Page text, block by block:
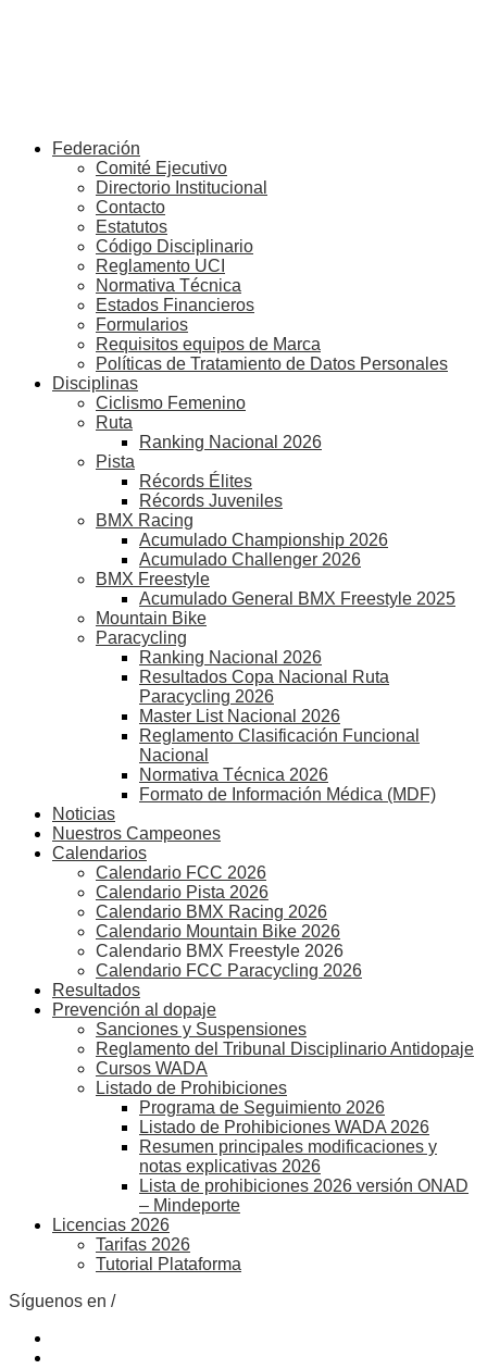
Federación
Comité Ejecutivo
Directorio Institucional
Contacto
Estatutos
Código Disciplinario
Reglamento UCI
Normativa Técnica
Estados Financieros
Formularios
Requisitos equipos de Marca
Políticas de Tratamiento de Datos Personales
Disciplinas
Ciclismo Femenino
Ruta
Ranking Nacional 2026
Pista
Récords Élites
Récords Juveniles
BMX Racing
Acumulado Championship 2026
Acumulado Challenger 2026
BMX Freestyle
Acumulado General BMX Freestyle 2025
Mountain Bike
Paracycling
Ranking Nacional 2026
Resultados Copa Nacional Ruta
Paracycling 2026
Master List Nacional 2026
Reglamento Clasificación Funcional
Nacional
Normativa Técnica 2026
Formato de Información Médica (MDF)
Noticias
Nuestros Campeones
Calendarios
Calendario FCC 2026
Calendario Pista 2026
Calendario BMX Racing 2026
Calendario Mountain Bike 2026
Calendario BMX Freestyle 2026
Calendario FCC Paracycling 2026
Resultados
Prevención al dopaje
Sanciones y Suspensiones
Reglamento del Tribunal Disciplinario Antidopaje
Cursos WADA
Listado de Prohibiciones
Programa de Seguimiento 2026
Listado de Prohibiciones WADA 2026
Resumen principales modificaciones y
notas explicativas 2026
Lista de prohibiciones 2026 versión ONAD
– Mindeporte
Licencias 2026
Tarifas 2026
Tutorial Plataforma
Síguenos en /